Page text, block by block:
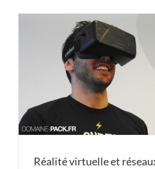
Réalité virtuelle et